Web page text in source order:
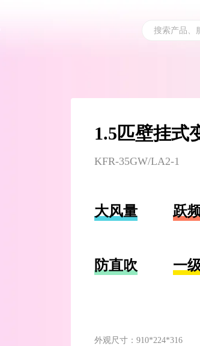
搜索产品、
1.5匹壁挂式
KFR-35GW/LA2-1
大风量 跃
防直吹 一
外观尺寸：910*224*316